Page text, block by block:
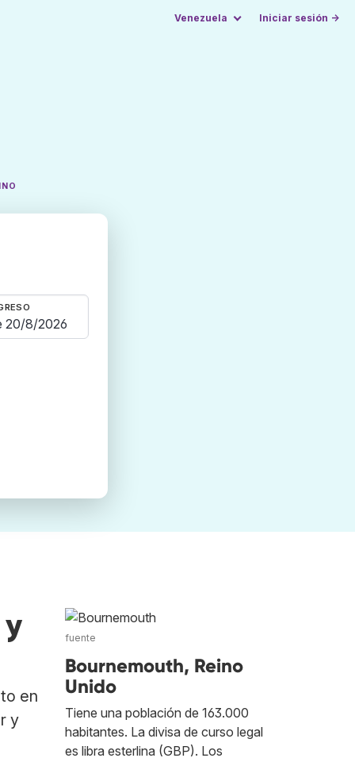
Venezuela Iniciar sesión →
en
y
fuente
Bournemouth, Reino
Unido
Tiene una población de 163.000
habitantes. La divisa de curso legal
es libra esterlina (GBP). Los